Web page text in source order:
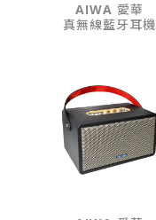
AIWA 愛華
真無線藍牙耳機